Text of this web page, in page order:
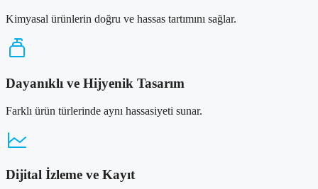
Kimyasal ürünlerin doğru ve hassas tartımını sağlar.
Dayanıklı ve Hijyenik Tasarım
Farklı ürün türlerinde aynı hassasiyeti sunar.
Dijital İzleme ve Kayıt